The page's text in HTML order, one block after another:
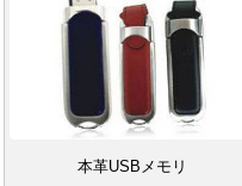
本革USBメモリ